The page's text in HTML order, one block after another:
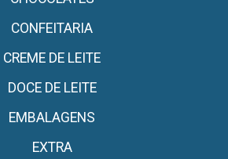
CONFEITARIA
CREME DE LEITE
DOCE DE LEITE
EMBALAGENS
EXTRA